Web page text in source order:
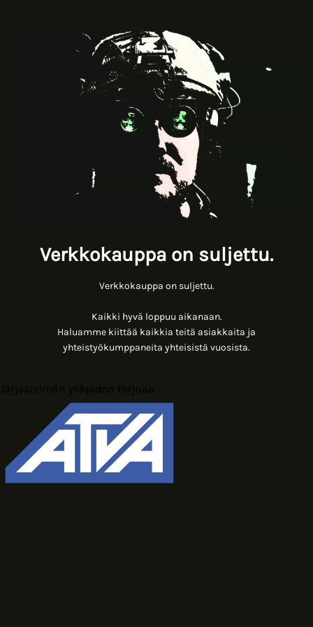
Verkkokauppa on suljettu.
Verkkokauppa on suljettu.
Kaikki hyvä loppuu aikanaan.
Haluamme kiittää kaikkia teitä asiakkaita ja
yhteistyökumppaneita yhteisistä vuosista.